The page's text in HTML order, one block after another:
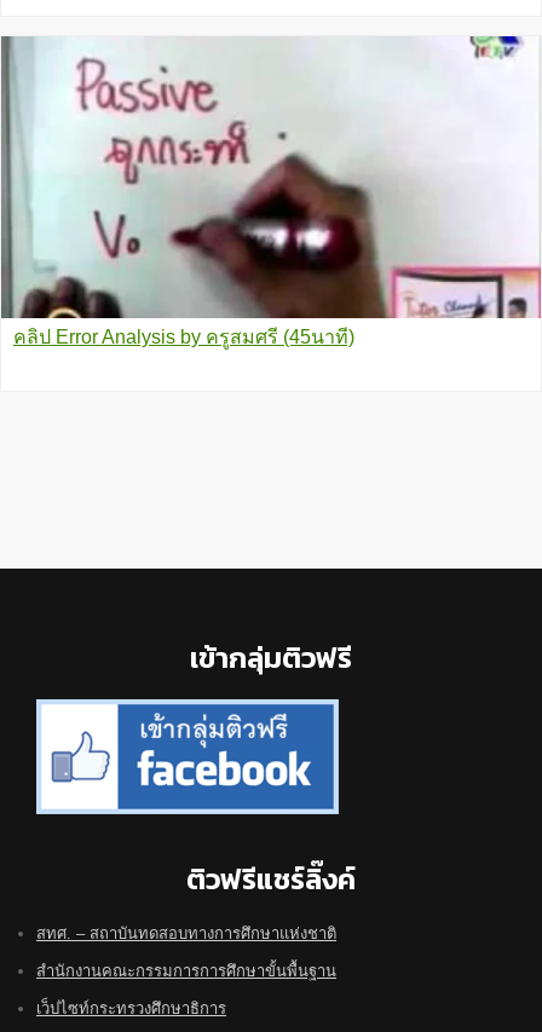
คลิป Error Analysis by ครูสมศรี (45นาที)
เข้ากลุ่มติวฟรี
ติวฟรีแชร์ลิ๊งค์
สทศ. – สถาบันทดสอบทางการศึกษาแห่งชาติ
สำนักงานคณะกรรมการการศึกษาขั้นพื้นฐาน
เว็ปไซท์กระทรวงศึกษาธิการ